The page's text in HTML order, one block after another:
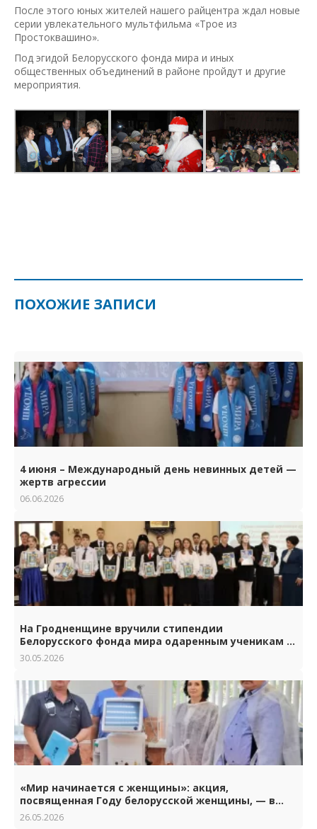
После этого юных жителей нашего райцентра ждал новые
серии увлекательного мультфильма «Трое из
Простоквашино».
Под эгидой Белорусского фонда мира и иных
общественных объединений в районе пройдут и другие
мероприятия.
ПОХОЖИЕ ЗАПИСИ
4 июня – Международный день невинных детей —
жертв агрессии
06.06.2026
На Гродненщине вручили стипендии
Белорусского фонда мира одаренным ученикам и
студентам.
30.05.2026
«Мир начинается с женщины»: акция,
посвященная Году белорусской женщины, — в
Гродно
26.05.2026